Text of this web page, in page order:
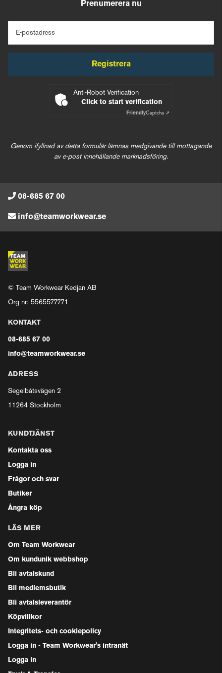
Prenumerera nu
E-postadress
Registrera
Anti-Robot Verification
Click to start verification
FriendlyCaptcha ⇗
Genom ifyllnad av detta formulär lämnas medgivande till mottagande
av e-post innehållande marknadsföring.
08-685 67 00
info@teamworkwear.se
© Team Workwear Kedjan AB
Org nr: 5565577771
KONTAKT
08-685 67 00
info@teamworkwear.se
ADRESS
Segelbåtsvägen 2
11264 Stockholm
KUNDTJÄNST
Kontakta oss
Logga in
Frågor och svar
Butiker
Ångra köp
LÄS MER
Om Team Workwear
Om kundunik webbshop
Bli avtalskund
Bli medlemsbutik
Bli avtalsleverantör
Köpvillkor
Integritets- och cookiepolicy
Logga in - Team Workwear's intranät
Logga in